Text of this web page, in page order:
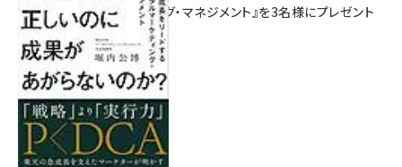
マーケティング・マネジメント』を3名様にプレゼント
8月7日 10:00